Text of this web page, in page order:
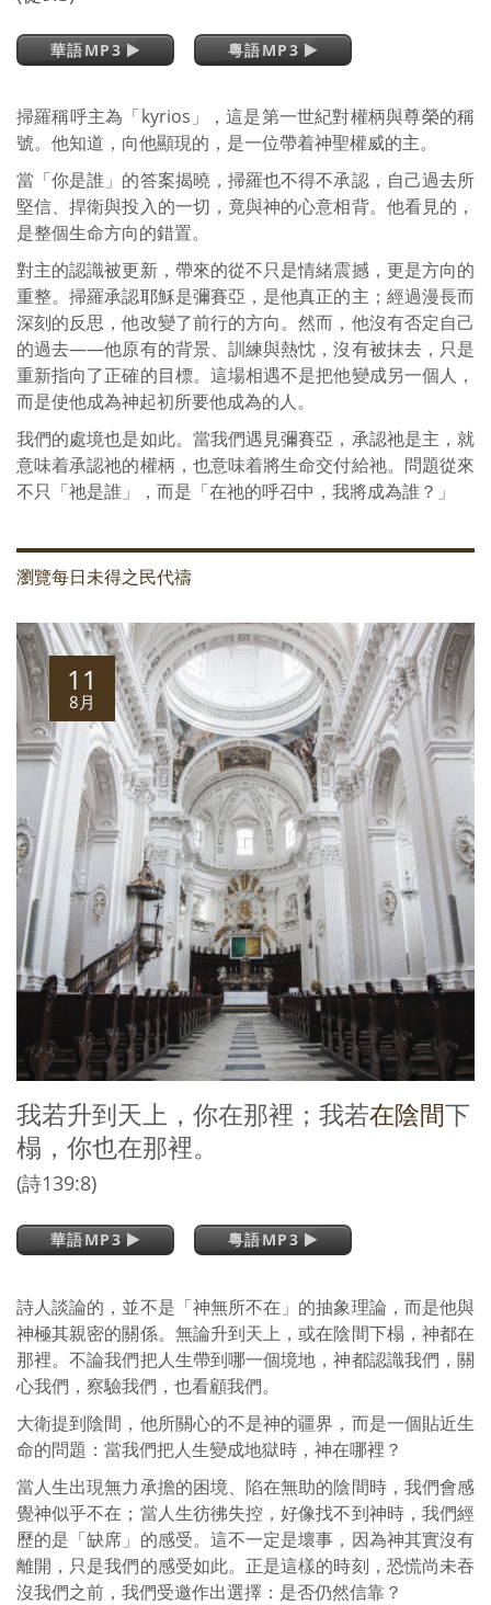
華語MP3 粵語MP3
掃羅稱呼主為「kyrios」，這是第一世紀對權柄與尊榮的稱
號。他知道，向他顯現的，是一位帶着神聖權威的主。
當「你是誰」的答案揭曉，掃羅也不得不承認，自己過去所
堅信、捍衛與投入的一切，竟與神的心意相背。他看見的，
是整個生命方向的錯置。
對主的認識被更新，帶來的從不只是情緒震撼，更是方向的
重整。掃羅承認耶穌是彌賽亞，是他真正的主；經過漫長而
深刻的反思，他改變了前行的方向。然而，他沒有否定自己
的過去——他原有的背景、訓練與熱忱，沒有被抹去，只是
重新指向了正確的目標。這場相遇不是把他變成另一個人，
而是使他成為神起初所要他成為的人。
我們的處境也是如此。當我們遇見彌賽亞，承認祂是主，就
意味着承認祂的權柄，也意味着將生命交付給祂。問題從來
不只「祂是誰」，而是「在祂的呼召中，我將成為誰？」
瀏覽每日未得之民代禱
11
8月
我若升到天上，你在那裡；我若在陰間下
榻，你也在那裡。
(詩139:8)
華語MP3 粵語MP3
詩人談論的，並不是「神無所不在」的抽象理論，而是他與
神極其親密的關係。無論升到天上，或在陰間下榻，神都在
那裡。不論我們把人生帶到哪一個境地，神都認識我們，關
心我們，察驗我們，也看顧我們。
大衛提到陰間，他所關心的不是神的疆界，而是一個貼近生
命的問題：當我們把人生變成地獄時，神在哪裡？
當人生出現無力承擔的困境、陷在無助的陰間時，我們會感
覺神似乎不在；當人生彷彿失控，好像找不到神時，我們經
歷的是「缺席」的感受。這不一定是壞事，因為神其實沒有
離開，只是我們的感受如此。正是這樣的時刻，恐慌尚未吞
沒我們之前，我們受邀作出選擇：是否仍然信靠？